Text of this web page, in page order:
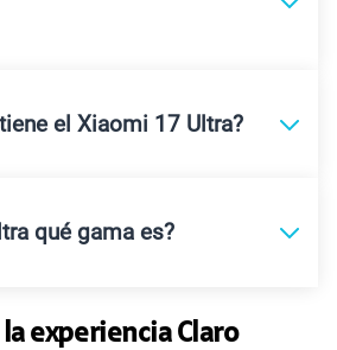
el Xiaomi 17 Ultra?
qué gama es?
experiencia Claro